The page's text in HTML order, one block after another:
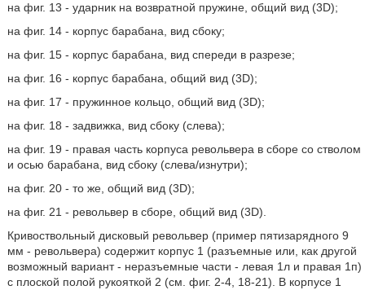
на фиг. 13 - ударник на возвратной пружине, общий вид (3D);
на фиг. 14 - корпус барабана, вид сбоку;
на фиг. 15 - корпус барабана, вид спереди в разрезе;
на фиг. 16 - корпус барабана, общий вид (3D);
на фиг. 17 - пружинное кольцо, общий вид (3D);
на фиг. 18 - задвижка, вид сбоку (слева);
на фиг. 19 - правая часть корпуса револьвера в сборе со стволом
и осью барабана, вид сбоку (слева/изнутри);
на фиг. 20 - то же, общий вид (3D);
на фиг. 21 - револьвер в сборе, общий вид (3D).
Кривоствольный дисковый револьвер (пример пятизарядного 9
мм - револьвера) содержит корпус 1 (разъемные или, как другой
возможный вариант - неразъемные части - левая 1л и правая 1п)
с плоской полой рукояткой 2 (см. фиг. 2-4, 18-21). В корпусе 1